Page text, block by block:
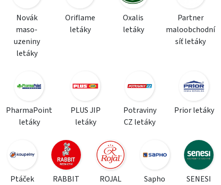
Novák
maso-
uzeniny
letáky
Oriflame
letáky
Oxalis
letáky
Partner
maloobchodní
síť letáky
PharmaPoint
letáky
PLUS JIP
letáky
Potraviny
CZ letáky
Prior letáky
Ptáček
RABBIT
ROJAL
Sapho
SENESI